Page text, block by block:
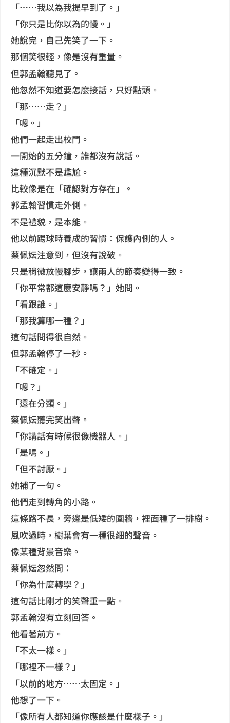
「……我以為我提早到了。」
「你只是比你以為的慢。」
她說完，自己先笑了一下。
那個笑很輕，像是沒有重量。
但郭孟翰聽見了。
他忽然不知道要怎麼接話，只好點頭。
「那……走？」
「嗯。」
他們一起走出校門。
一開始的五分鐘，誰都沒有說話。
這種沉默不是尷尬。
比較像是在「確認對方存在」。
郭孟翰習慣走外側。
不是禮貌，是本能。
他以前踢球時養成的習慣：保護內側的人。
蔡佩妘注意到，但沒有說破。
只是稍微放慢腳步，讓兩人的節奏變得一致。
「你平常都這麼安靜嗎？」她問。
「看跟誰。」
「那我算哪一種？」
這句話問得很自然。
但郭孟翰停了一秒。
「不確定。」
「嗯？」
「還在分類。」
蔡佩妘聽完笑出聲。
「你講話有時候很像機器人。」
「是嗎。」
「但不討厭。」
她補了一句。
他們走到轉角的小路。
這條路不長，旁邊是低矮的圍牆，裡面種了一排樹。
風吹過時，樹葉會有一種很細的聲音。
像某種背景音樂。
蔡佩妘忽然問：
「你為什麼轉學？」
這句話比剛才的笑聲重一點。
郭孟翰沒有立刻回答。
他看著前方。
「不太一樣。」
「哪裡不一樣？」
「以前的地方……太固定。」
他想了一下。
「像所有人都知道你應該是什麼樣子。」